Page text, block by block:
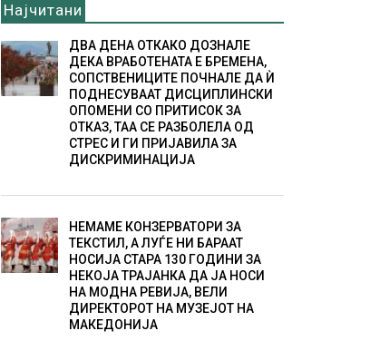
Најчитани
ДВА ДЕНА ОТКАКО ДОЗНАЛЕ
ДЕКА ВРАБОТЕНАТА Е БРЕМЕНА,
СОПСТВЕНИЦИТЕ ПОЧНАЛЕ ДА Ѝ
ПОДНЕСУВААТ ДИСЦИПЛИНСКИ
ОПОМЕНИ СО ПРИТИСОК ЗА
ОТКАЗ, ТАА СЕ РАЗБОЛЕЛА ОД
СТРЕС И ГИ ПРИЈАВИЛА ЗА
ДИСКРИМИНАЦИЈА
НЕМАМЕ КОНЗЕРВАТОРИ ЗА
ТЕКСТИЛ, А ЛУЃЕ НИ БАРААТ
НОСИЈА СТАРА 130 ГОДИНИ ЗА
НЕКОЈА ТРАЈАНКА ДА ЈА НОСИ
НА МОДНА РЕВИЈА, ВЕЛИ
ДИРЕКТОРОТ НА МУЗЕЈОТ НА
МАКЕДОНИЈА